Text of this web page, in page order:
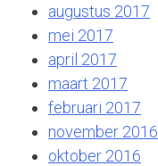
augustus 2017
mei 2017
april 2017
maart 2017
februari 2017
november 2016
oktober 2016